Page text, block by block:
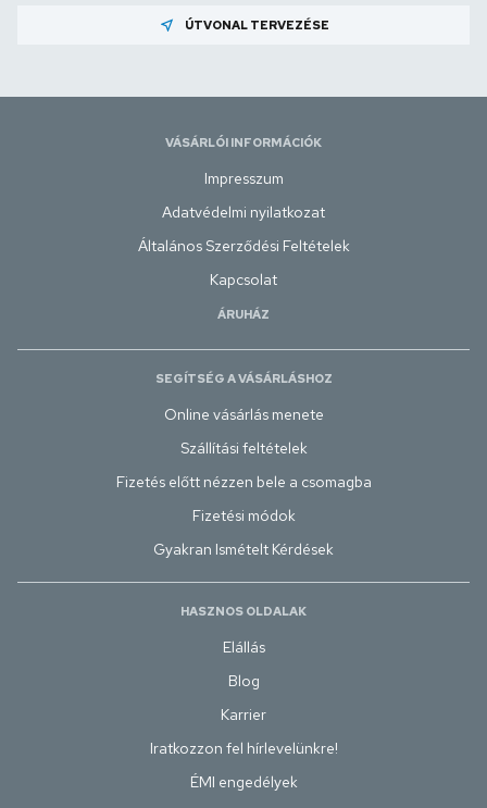
near_me ÚTVONAL TERVEZÉSE
VÁSÁRLÓI INFORMÁCIÓK
Impresszum
Adatvédelmi nyilatkozat
Általános Szerződési Feltételek
Kapcsolat
ÁRUHÁZ
SEGÍTSÉG A VÁSÁRLÁSHOZ
Online vásárlás menete
Szállítási feltételek
Fizetés előtt nézzen bele a csomagba
Fizetési módok
Gyakran Ismételt Kérdések
HASZNOS OLDALAK
Elállás
Blog
Karrier
Iratkozzon fel hírlevelünkre!
ÉMI engedélyek